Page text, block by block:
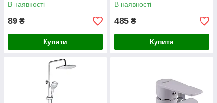
В наявності
89 ₴
Купити
В наявності
485 ₴
Купити